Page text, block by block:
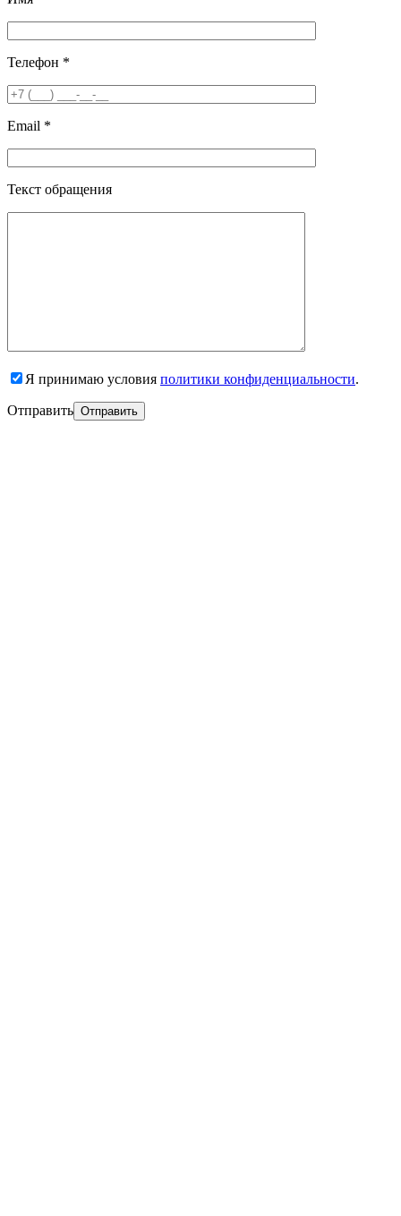
Телефон *
Email *
Текст обращения
Я принимаю условия политики конфиденциальности.
Отправить